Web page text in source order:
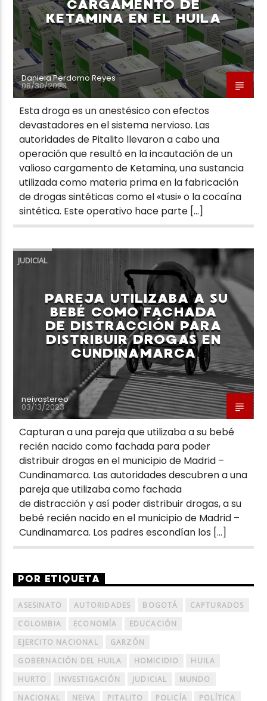
CARGAMENTO DE
KETAMINA EN EL HUILA
Daniela Perdomo Reyes
08/30/2023
Esta droga es un anestésico con efectos
devastadores en el sistema nervioso. Las
autoridades de Pitalito llevaron a cabo una
operación que resultó en la incautación de un
valioso cargamento de Ketamina, una sustancia
utilizada como materia prima en la fabricación
de drogas sintéticas como el «tusi» o la cocaína
sintética. Este operativo hace parte […]
JUDICIAL
PAREJA UTILIZABA A SU
BEBÉ COMO FACHADA
DE DISTRACCIÓN PARA
DISTRIBUIR DROGAS EN
CUNDINAMARCA
neivastereo
03/13/2023
Capturan a una pareja que utilizaba a su bebé
recién nacido como fachada para poder
distribuir drogas en el municipio de Madrid –
Cundinamarca. Las autoridades descubren a una
pareja que utilizaba como fachada
de distracción y así poder distribuir drogas, a su
bebé recién nacido en el municipio de Madrid –
Cundinamarca. Los padres escondían los […]
POR ETIQUETA
ASESINATO AUTORIDADES BOGOTÁ
CAPTURADOS
COLOMBIA
ECONOMÍA
EDUCACIÓN
EJERCITO NACIONAL
GARZÓN
GOBERNACIÓN DEL HUILA
HOMICIDIO
HUILA
HURTO
INVESTIGACIÓN JUDICIAL
MUNDO
NACIONAL
NEIVA PITALITO POLICÍA
POLÍTICA